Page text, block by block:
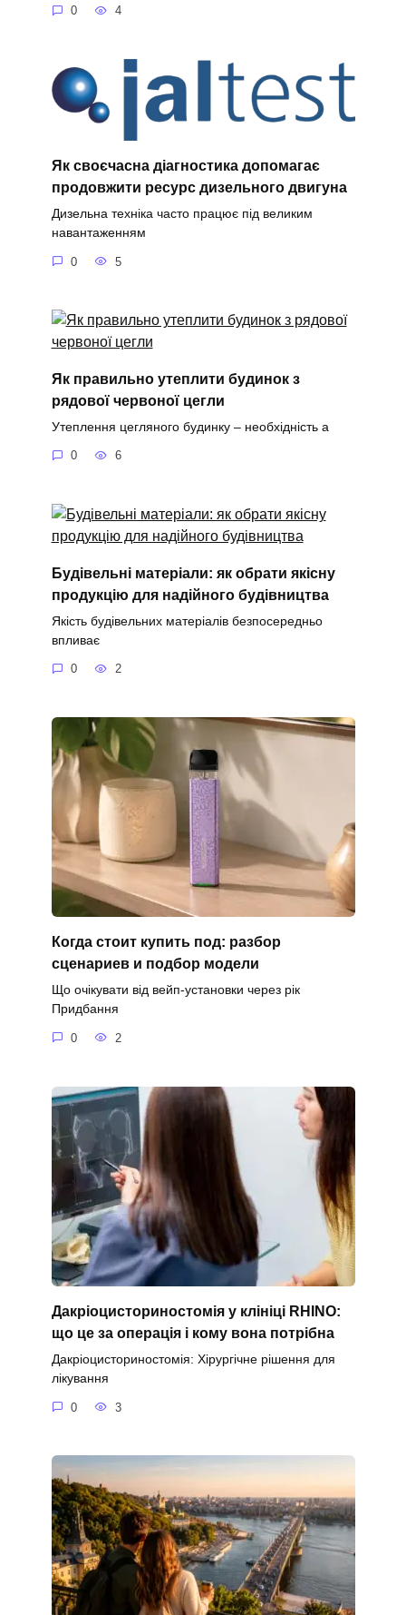
0 4
Як своєчасна діагностика допомагає
продовжити ресурс дизельного двигуна
Дизельна техніка часто працює під великим
навантаженням
0 5
Як правильно утеплити будинок з
рядової червоної цегли
Утеплення цегляного будинку – необхідність а
0 6
Будівельні матеріали: як обрати якісну
продукцію для надійного будівництва
Якість будівельних матеріалів безпосередньо
впливає
0 2
Когда стоит купить под: разбор
сценариев и подбор модели
Що очікувати від вейп-установки через рік
Придбання
0 2
Дакріоцисториностомія у клініці RHINO:
що це за операція і кому вона потрібна
Дакріоцисториностомія: Хірургічне рішення для
лікування
0 3